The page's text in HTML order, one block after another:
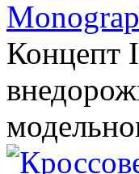
Концепт